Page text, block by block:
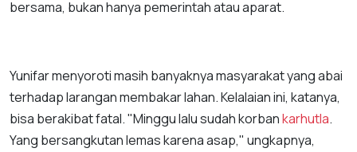
bersama, bukan hanya pemerintah atau aparat.
Yunifar menyoroti masih banyaknya masyarakat yang abai
terhadap larangan membakar lahan. Kelalaian ini, katanya,
bisa berakibat fatal. "Minggu lalu sudah korbankarhutla.
Yang bersangkutan lemas karena asap," ungkapnya,